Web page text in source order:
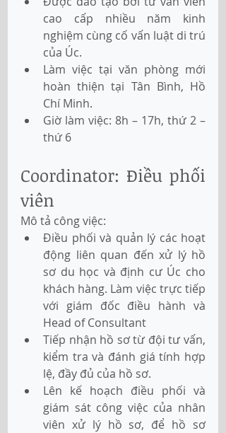
cao cấp nhiều năm kinh
nghiệm cùng cố vấn luật di trú
của Úc.
Làm việc tại văn phòng mới
hoàn thiện tại Tân Bình, Hồ
Chí Minh.
Giờ làm việc: 8h – 17h, thứ 2 –
thứ 6
Coordinator: Điều phối
viên
Mô tả công việc:
Điều phối và quản lý các hoạt
động liên quan đến xử lý hồ
sơ du học và định cư Úc cho
khách hàng. Làm việc trực tiếp
với giám đốc điều hành và
Head of Consultant
Tiếp nhận hồ sơ từ đội tư vấn,
kiểm tra và đánh giá tính hợp
lệ, đầy đủ của hồ sơ.
Lên kế hoạch điều phối và
giám sát công việc của nhân
viên xử lý hồ sơ, để hồ sơ